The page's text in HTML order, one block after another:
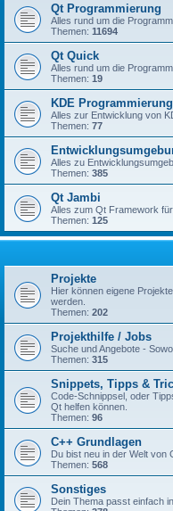
Qt Programmierung
Alles rund um die
Themen: 11694
Qt Quick
Alles rund um die
Themen: 19
KDE Programmierung
Alles zur Entwicklung von
Themen: 77
Alles zu
Themen: 385
Qt Jambi
Alles zum Qt Framework
Themen: 125
Projekte
Hier können eigene
werden.
Themen: 202
Projekthilfe / Jobs
Suche und Angebote -
Themen: 315
Snippets, Tipps &
Code-Schnippsel, oder
Qt helfen können.
Themen: 96
C++ Grundlagen
Du bist neu in der Welt von
Themen: 568
Sonstiges
Dein Thema passt einfach